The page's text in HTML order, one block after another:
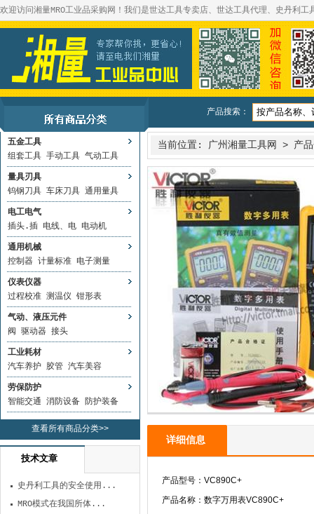
欢迎访问湘量MRO工业品采购网！我们是世达工具专卖店、世达工具代理、史丹利
产品搜索：
五金工具
组套工具 手动工具 气动工具
量具刃具
钨钢刀具 车床刀具 通用量具
电工电气
插头.插 电线、电 电动机
通用机械
控制器 计量标准 电子测量
仪表仪器
过程校准 测温仪 钳形表
气动、液压元件
阀
驱动器 接头
工业耗材
汽车养护 胶管 汽车美容
劳保防护
智能交通 消防设备 防护装备
查看所有商品分类>>
技术文章
史丹利工具的安全使用...
MRO模式在我国所体...
当前位置: 广州湘量工具网 > 产
详细信息
产品型号：VC890C+
产品名称：数字万用表VC890C+